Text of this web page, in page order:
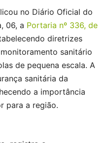
no Diário Oficial do
06, a Portaria nº 336, de
diretrizes
sanitário
de pequena escala. A
sanitária da
a importância
para a região.